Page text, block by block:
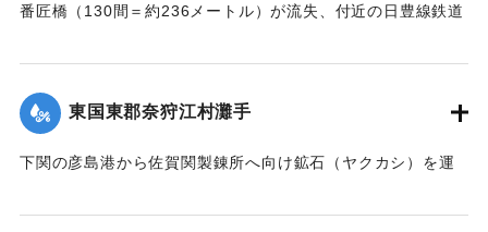
番匠橋（130間＝約236メートル）が流失、付近の日豊線鉄道
｜固有コード: 002680194
東国東郡奈狩江村灘手
下関の彦島港から佐賀関製錬所へ向け鉱石（ヤクカシ）を運
江村の漁業組合の2人が発見し、消防組と協力、現場へ決死者